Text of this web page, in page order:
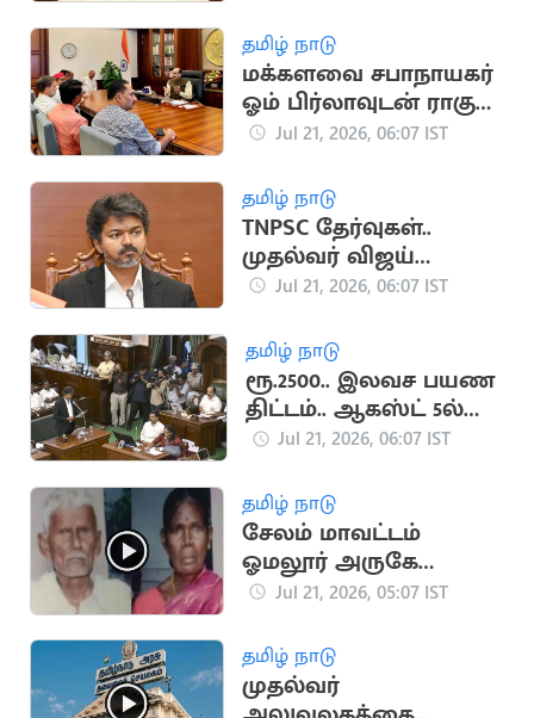
தமிழ் நாடு
மக்களவை சபாநாயகர்
ஓம் பிர்லாவுடன் ராகுல்
காந்தி சந்திப்பு
Jul 21, 2026, 06:07 IST
தமிழ் நாடு
TNPSC தேர்வுகள்..
முதல்வர் விஜய்
ஆலோசனை
Jul 21, 2026, 06:07 IST
தமிழ் நாடு
ரூ.2500.. இலவச பயண
திட்டம்.. ஆகஸ்ட் 5ல்
வெளியாக வாய்ப்பு
Jul 21, 2026, 06:07 IST
தமிழ் நாடு
சேலம் மாவட்டம்
ஓமலூர் அருகே
வயதான தம்பதி
Jul 21, 2026, 05:07 IST
தமிழ் நாடு
முதல்வர்